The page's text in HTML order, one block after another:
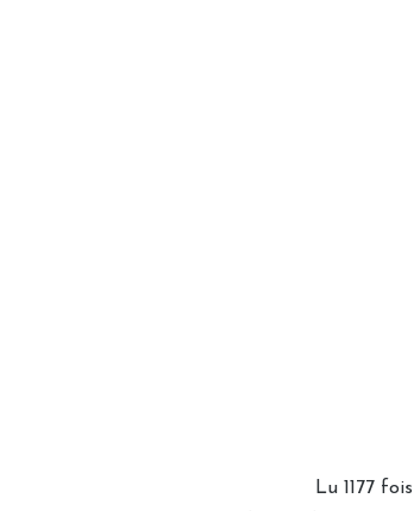
Lu 1177 fois